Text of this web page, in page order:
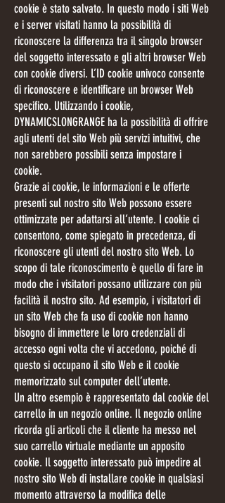
cookie è stato salvato. In questo modo i siti Web
e i server visitati hanno la possibilità di
riconoscere la differenza tra il singolo browser
del soggetto interessato e gli altri browser Web
con cookie diversi. L’ID cookie univoco consente
di riconoscere e identificare un browser Web
specifico. Utilizzando i cookie,
DYNAMICSLONGRANGE ha la possibilità di offrire
agli utenti del sito Web più servizi intuitivi, che
non sarebbero possibili senza impostare i
cookie.
Grazie ai cookie, le informazioni e le offerte
presenti sul nostro sito Web possono essere
ottimizzate per adattarsi all’utente. I cookie ci
consentono, come spiegato in precedenza, di
riconoscere gli utenti del nostro sito Web. Lo
scopo di tale riconoscimento è quello di fare in
modo che i visitatori possano utilizzare con più
facilità il nostro sito. Ad esempio, i visitatori di
un sito Web che fa uso di cookie non hanno
bisogno di immettere le loro credenziali di
accesso ogni volta che vi accedono, poiché di
questo si occupano il sito Web e il cookie
memorizzato sul computer dell’utente.
Un altro esempio è rappresentato dal cookie del
carrello in un negozio online. Il negozio online
ricorda gli articoli che il cliente ha messo nel
suo carrello virtuale mediante un apposito
cookie. Il soggetto interessato può impedire al
nostro sito Web di installare cookie in qualsiasi
momento attraverso la modifica delle